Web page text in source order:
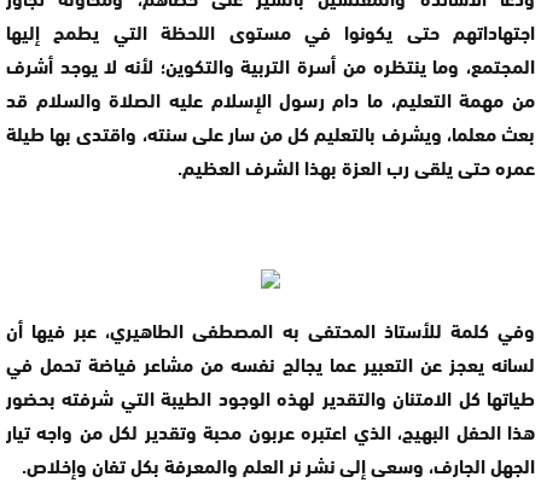
اجتهاداتهم حتى يكونوا في مستوى اللحظة التي يطمح إليها
المجتمع، وما ينتظره من أسرة التربية والتكوين؛ لأنه لا يوجد أشرف
من مهمة التعليم، ما دام رسول الإسلام عليه الصلاة والسلام قد
بعث معلما، ويشرف بالتعليم كل من سار على سنته، واقتدى بها طيلة
عمره حتى يلقى رب العزة بهذا الشرف العظيم.
وفي كلمة للأستاذ المحتفى به المصطفى الطاهيري، عبر فيها أن
لسانه يعجز عن التعبير عما يجالج نفسه من مشاعر فياضة تحمل في
طياتها كل الامتنان والتقدير لهذه الوجود الطيبة التي شرفته بحضور
هذا الحفل البهيج، الذي اعتبره عربون محبة وتقدير لكل من واجه تيار
الجهل الجارف، وسعى إلى نشر نر العلم والمعرفة بكل تفان وإخلاص.